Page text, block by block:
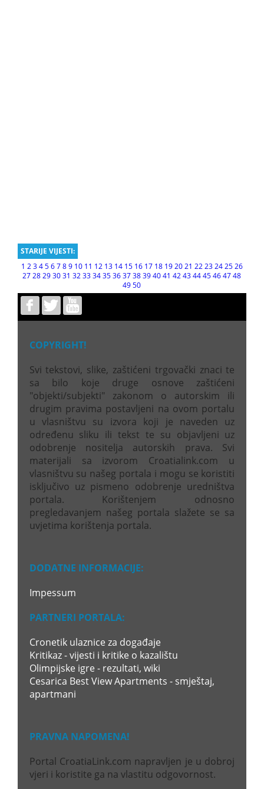
STARIJE VIJESTI:
1 23456789 10 11 12 13 14 15 16 17 18 192021 2223242526
27 28 29 30 31 32 33 34 35 36 37 38 39 40 41 42 43 44 45 46 47 48
49 50
COPYRIGHT!
Svi tekstovi, slike, zaštićeni trgovački znaci te
sa bilo koje druge osnove zaštićeni
"objekti/subjekti" zakonom o autorskim ili
drugim pravima postavljeni na ovom portalu
u vlasništvu su izvora koji je naveden uz
određenu sliku ili tekst te su objavljeni uz
odobrenje nositelja autorskih prava. Svi
materijali sa izvorom Croatialink.com u
vlasništvu su našeg portala i mogu se koristiti
isključivo uz pismeno odobrenje uredništva
portala. Korištenjem odnosno
pregledavanjem našeg portala slažete se sa
uvjetima korištenja portala.
DODATNE INFORMACIJE:
Impessum
PARTNERI PORTALA:
Cronetik ulaznice za događaje
Kritikaz - vijesti i kritike o kazalištu
Olimpijske igre - rezultati, wiki
Cesarica Best View Apartments - smještaj,
apartmani
PRAVNA NAPOMENA!
Portal CroatiaLink.com napravljen je u dobroj
vjeri i koristite ga na vlastitu odgovornost.